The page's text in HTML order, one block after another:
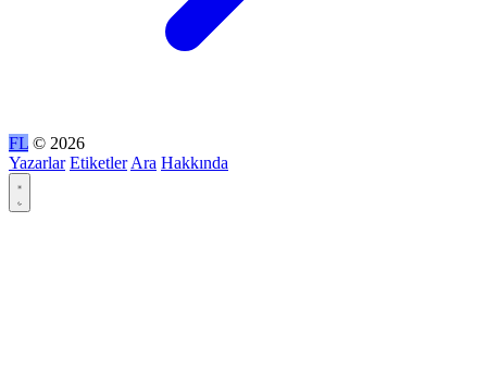
FL © 2026
Yazarlar Etiketler Ara Hakkında